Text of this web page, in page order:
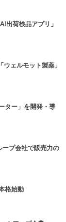
出荷検品アプリ」
ェルモット製薬」
ター」を開発・導
ープ会社で販売力の
格始動